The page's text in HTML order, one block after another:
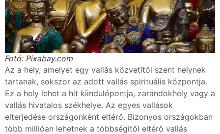
Fotó: Pixabay.com
Az a hely, amelyet egy vallás közvetítői szent helynek
tartanak, sokszor az adott vallás spirituális központja.
Ez a hely lehet a hit kiindulópontja, zarándokhely vagy a
vallás hivatalos székhelye. Az egyes vallások
elterjedése országonként eltérő. Bizonyos országokban
több millióan lehetnek a többségitől eltérő vallás